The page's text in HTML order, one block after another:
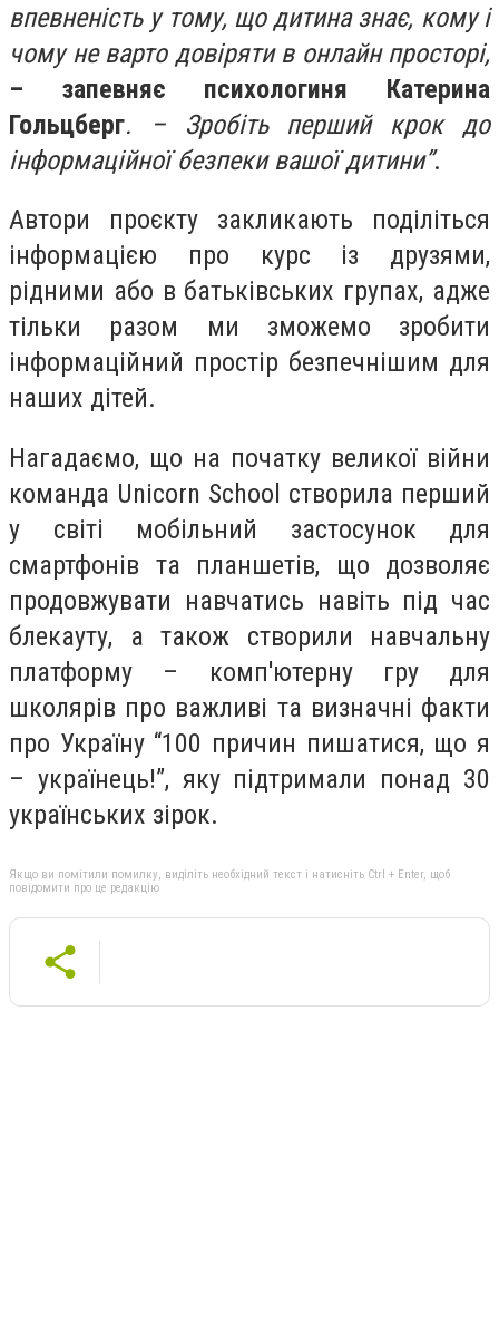
впевненість у тому, що дитина знає, кому і
чому не варто довіряти в онлайн просторі,
– запевняє психологиня Катерина
Гольцберг. – Зробіть перший крок до
інформаційної безпеки вашої дитини”.
Автори проєкту закликають поділіться
інформацією про курс із друзями,
рідними або в батьківських групах, адже
тільки разом ми зможемо зробити
інформаційний простір безпечнішим для
наших дітей.
Нагадаємо, що на початку великої війни
команда Unicorn School створила перший
у світі мобільний застосунок для
смартфонів та планшетів, що дозволяє
продовжувати навчатись навіть під час
блекауту, а також створили навчальну
платформу – комп'ютерну гру для
школярів про важливі та визначні факти
про Україну “100 причин пишатися, що я
– українець!”, яку підтримали понад 30
українських зірок.
Якщо ви помітили помилку, виділіть необхідний текст і натисніть Ctrl + Enter, щоб
повідомити про це редакцію